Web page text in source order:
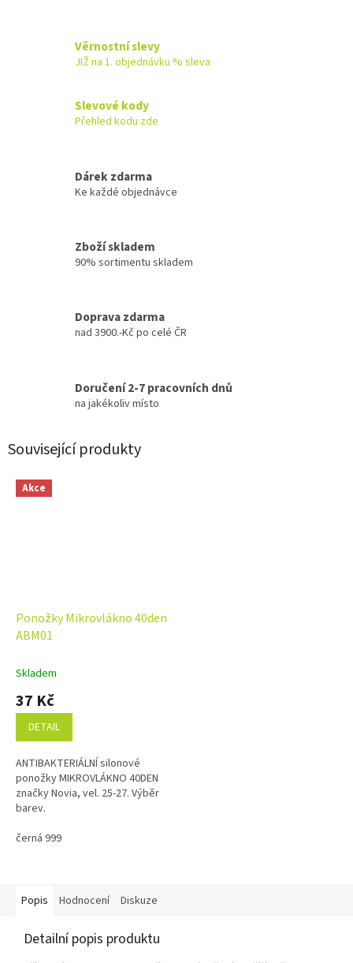
Věrnostní slevy
JIŽ na 1. objednávku % sleva
Slevové kody
Přehled kodu zde
Dárek zdarma
Ke každé objednávce
Zboží skladem
90% sortimentu skladem
Doprava zdarma
nad 3900.-Kč po celé ČR
Doručení 2-7 pracovních dnů
na jakékoliv místo
Související produkty
Akce
Ponožky Mikrovlákno 40den
ABM01
Skladem
37 Kč
DETAIL
ANTIBAKTERIÁLNÍ silonové
ponožky MIKROVLÁKNO 40DEN
značky Novia, vel. 25-27. Výběr
barev.
černá 999
Popis Hodnocení Diskuze
Detailní popis produktu